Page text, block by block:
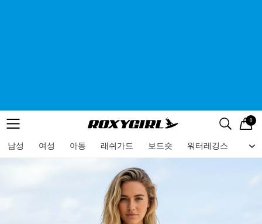
메뉴 검색
로고 0
남성 여성 아동 래쉬가드 보드숏 워터레깅스 비
메뉴